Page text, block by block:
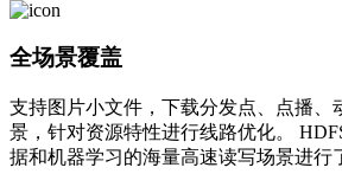
全场景覆盖
支持图片小文件，下载分发点、点播、
景，针对资源特性进行线路优化。
据和机器学习的海量高速读写场景进行